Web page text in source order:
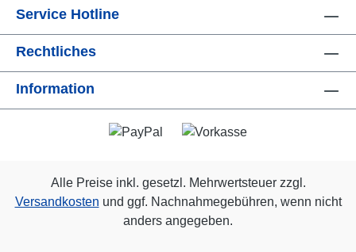
Service Hotline
Rechtliches
Information
Alle Preise inkl. gesetzl. Mehrwertsteuer zzgl.
Versandkosten und ggf. Nachnahmegebühren, wenn nicht
anders angegeben.